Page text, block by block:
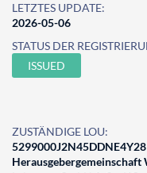
LETZTES UPDATE:
2026-05-06
STATUS DER
ISSUED
ZUSTÄNDIGE LOU:
5299000J2N45DDNE4Y28